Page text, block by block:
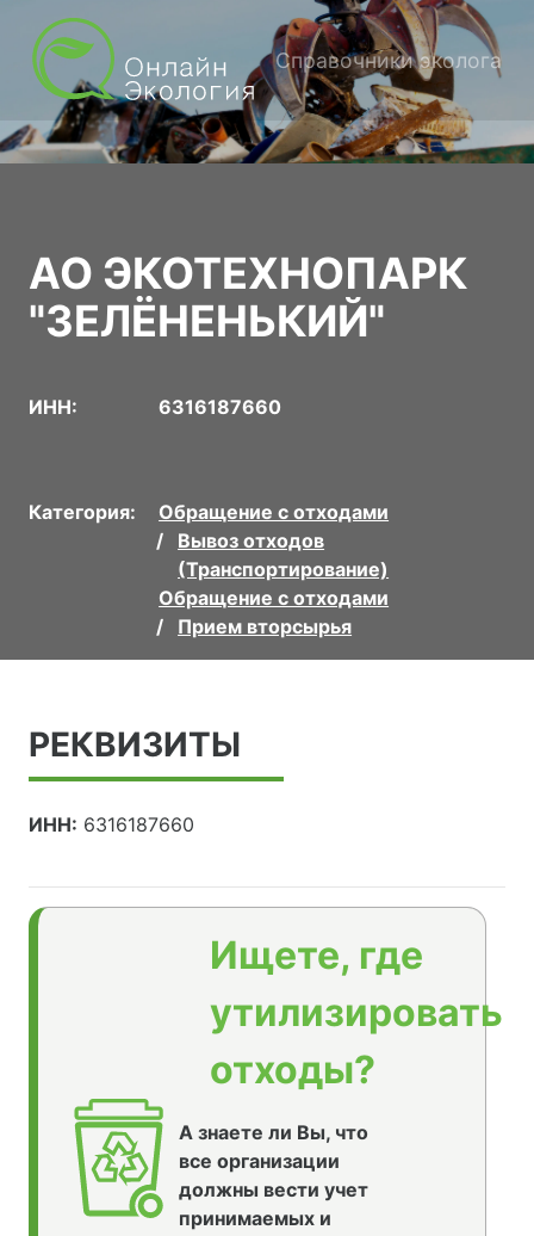
Справочники эколога
АО ЭКОТЕХНОПАРК
"ЗЕЛЁНЕНЬКИЙ"
ИНН: 6316187660
Категория:
Обращение с отходами
Вывоз отходов
(Транспортирование)
Обращение с отходами
Прием вторсырья
РЕКВИЗИТЫ
ИНН: 6316187660
Ищете, где
утилизировать
отходы?
А знаете ли Вы, что
все организации
должны вести учет
принимаемых и